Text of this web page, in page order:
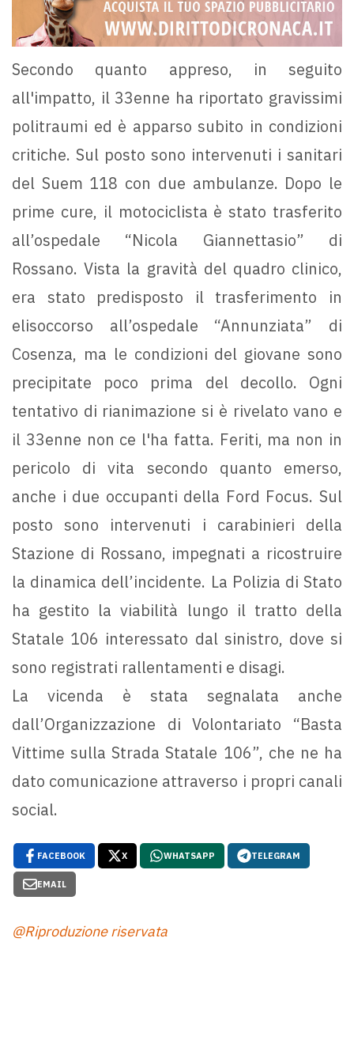
Secondo quanto appreso, in seguito
all'impatto, il 33enne ha riportato gravissimi
politraumi ed è apparso subito in condizioni
critiche. Sul posto sono intervenuti i sanitari
del Suem 118 con due ambulanze. Dopo le
prime cure, il motociclista è stato trasferito
all’ospedale “Nicola Giannettasio” di
Rossano. Vista la gravità del quadro clinico,
era stato predisposto il trasferimento in
elisoccorso all’ospedale “Annunziata” di
Cosenza, ma le condizioni del giovane sono
precipitate poco prima del decollo. Ogni
tentativo di rianimazione si è rivelato vano e
il 33enne non ce l'ha fatta. Feriti, ma non in
pericolo di vita secondo quanto emerso,
anche i due occupanti della Ford Focus. Sul
posto sono intervenuti i carabinieri della
Stazione di Rossano, impegnati a ricostruire
la dinamica dell’incidente. La Polizia di Stato
ha gestito la viabilità lungo il tratto della
Statale 106 interessato dal sinistro, dove si
sono registrati rallentamenti e disagi.
La vicenda è stata segnalata anche
dall’Organizzazione di Volontariato “Basta
Vittime sulla Strada Statale 106”, che ne ha
dato comunicazione attraverso i propri canali
social.
FACEBOOK X WHATSAPP TELEGRAM
EMAIL
@Riproduzione riservata